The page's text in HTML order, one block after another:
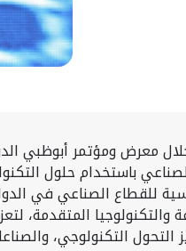
معرض ومؤتمر أبوظبي
باستخدام حلول
للقطاع الصناعي في
المتقدمة،
التكنولوجي،